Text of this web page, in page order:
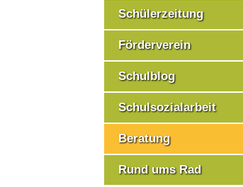
Schülerzeitung
Förderverein
Schulblog
Schulsozialarbeit
Beratung
Rund ums Rad